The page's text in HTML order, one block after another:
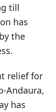
till
has
the
relief for
Andaura,
has